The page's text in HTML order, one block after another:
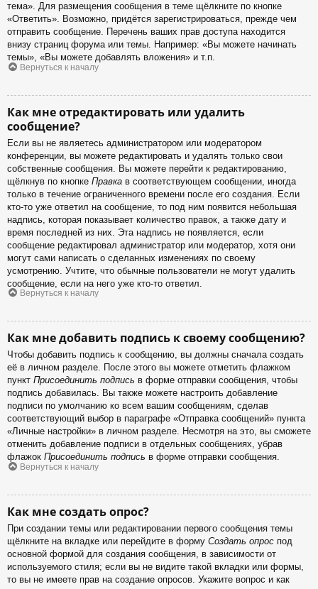
тема». Для размещения сообщения в теме щёлкните по кнопке
«Ответить». Возможно, придётся зарегистрироваться, прежде чем
отправить сообщение. Перечень ваших прав доступа находится
внизу страниц форума или темы. Например: «Вы можете начинать
темы», «Вы можете добавлять вложения» и т.п.
Вернуться к началу
Как мне отредактировать или удалить
сообщение?
Если вы не являетесь администратором или модератором
конференции, вы можете редактировать и удалять только свои
собственные сообщения. Вы можете перейти к редактированию,
щёлкнув по кнопке Правка в соответствующем сообщении, иногда
только в течение ограниченного времени после его создания. Если
кто-то уже ответил на сообщение, то под ним появится небольшая
надпись, которая показывает количество правок, а также дату и
время последней из них. Эта надпись не появляется, если
сообщение редактировал администратор или модератор, хотя они
могут сами написать о сделанных изменениях по своему
усмотрению. Учтите, что обычные пользователи не могут удалить
сообщение, если на него уже кто-то ответил.
Вернуться к началу
Как мне добавить подпись к своему сообщению?
Чтобы добавить подпись к сообщению, вы должны сначала создать
её в личном разделе. После этого вы можете отметить флажком
пункт Присоединить подпись в форме отправки сообщения, чтобы
подпись добавилась. Вы также можете настроить добавление
подписи по умолчанию ко всем вашим сообщениям, сделав
соответствующий выбор в параграфе «Отправка сообщений» пункта
«Личные настройки» в личном разделе. Несмотря на это, вы сможете
отменить добавление подписи в отдельных сообщениях, убрав
флажок Присоединить подпись в форме отправки сообщения.
Вернуться к началу
Как мне создать опрос?
При создании темы или редактировании первого сообщения темы
щёлкните на вкладке или перейдите в форму Создать опрос под
основной формой для создания сообщения, в зависимости от
используемого стиля; если вы не видите такой вкладки или формы,
то вы не имеете прав на создание опросов. Укажите вопрос и как